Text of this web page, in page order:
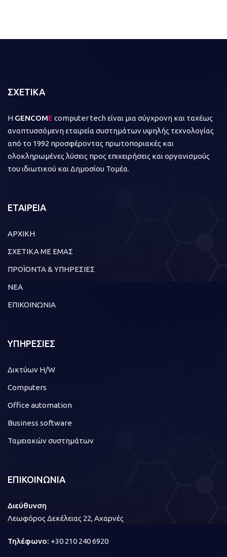
ΣΧΕΤΙΚΑ
Η GENCOME computer tech είναι μια σύγχρονη και ταχέως
αναπτυσσόμενη εταιρεία συστημάτων υψηλής τεχνολογίας
από το 1992 προσφέροντας πρωτοποριακές και
ολοκληρωμένες λύσεις προς επιχειρήσεις και οργανισμούς
του ιδιωτικού και Δημοσίου Τομέα.
ΕΤΑΙΡΕΙΑ
ΑΡΧΙΚΗ
ΣΧΕΤΙΚΑ ΜΕ ΕΜΑΣ
ΠΡΟΪΟΝΤΑ & ΥΠΗΡΕΣΙΕΣ
ΝΕΑ
ΕΠΙΚΟΙΝΩΝΙΑ
ΥΠΗΡΕΣΙΕΣ
Δικτύων H/W
Computers
Office automation
Business software
Ταμειακών συστημάτων
ΕΠΙΚΟΙΝΩΝΙΑ
Διεύθυνση
Λεωφόρος Δεκέλειας 22, Αχαρνές
Τηλέφωνο: +30 210 240 6920